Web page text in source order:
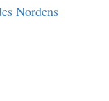
Nordens